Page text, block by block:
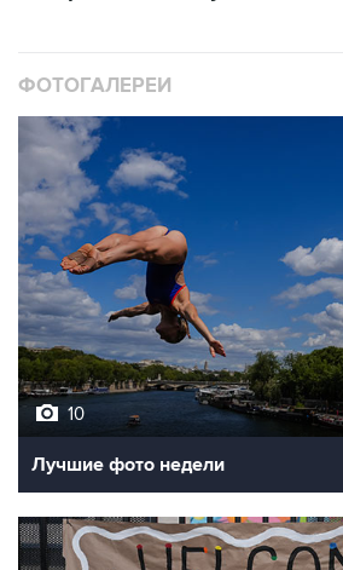
ФОТОГАЛЕРЕИ
10
Лучшие фото недели